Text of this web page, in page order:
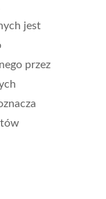
jest
przez